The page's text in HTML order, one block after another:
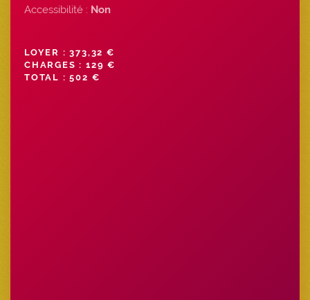
Accessibilité : Non
LOYER : 373,32 €
CHARGES : 129 €
TOTAL : 502 €